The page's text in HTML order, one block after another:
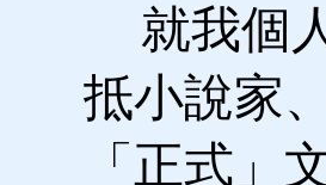
就我個
抵小說家
「正式」